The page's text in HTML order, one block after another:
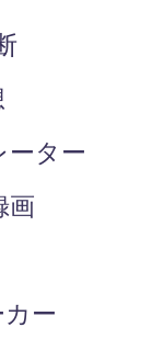
ター
画
ー